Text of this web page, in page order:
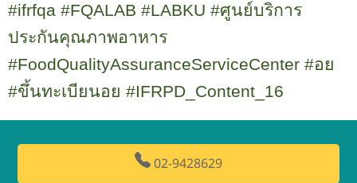
#ifrfqa #FQALAB #LABKU #ศูนย์บริการ
ประกันคุณภาพอาหาร
#FoodQualityAssuranceServiceCenter #อย
#ขึ้นทะเบียนอย #IFRPD_Content_ 16
02-9428629